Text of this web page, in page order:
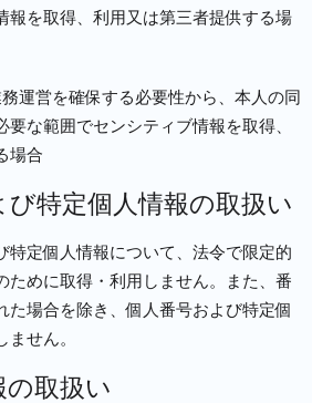
報を取得、利用又は第三者提供する場
務運営を確保する必要性から、本人の同
な範囲でセンシティブ情報を取得、
場合
び特定個人情報の取扱い
特定個人情報について、法令で限定的
ために取得・利用しません。また、番
た場合を除き、個人番号および特定個
せん。
の取扱い